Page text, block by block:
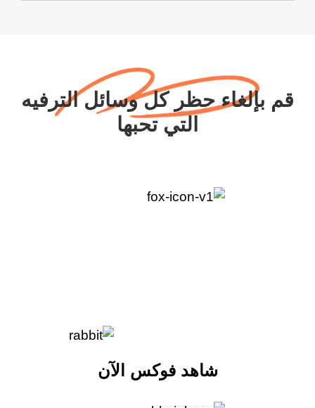
قم بإلغاء حظر كل وسائل الترفيه
التي تحبها
شاهد فوكس الآن